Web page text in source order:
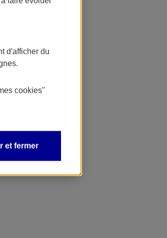
d'afficher du
cookies"
et fermer